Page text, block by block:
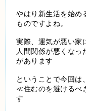
やはり新生活を始め
ものですよね。
実際、運気が悪い家
人間関係が悪くなっ
があります
ということで今回は、
≪住むのを避けるべ
す